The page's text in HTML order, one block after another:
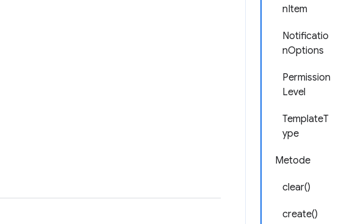
nItem
Notificatio
nOptions
Permission
Level
TemplateT
ype
Metode
clear()
create()